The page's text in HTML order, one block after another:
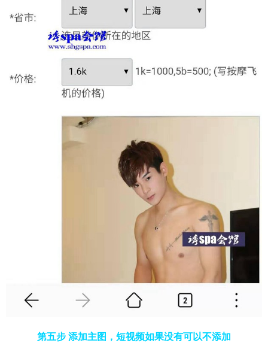
第五步 添加主图，短视频如果没有可以不添加